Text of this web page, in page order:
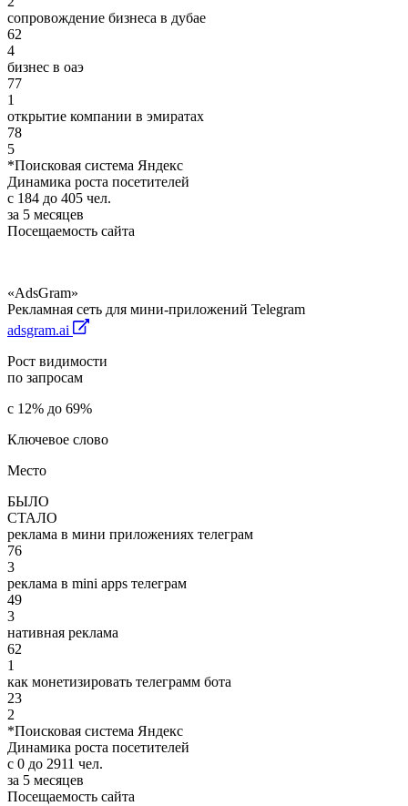
сопровождение бизнеса в дубае
62
4
бизнес в оаэ
77
1
открытие компании в эмиратах
78
5
*Поисковая система Яндекс
Динамика роста посетителей
с 184 до 405 чел.
за 5 месяцев
Посещаемость сайта
«AdsGram»
Рекламная сеть для мини-приложений Telegram
adsgram.ai
Рост видимости
по запросам
с 12% до 69%
Ключевое слово
Место
БЫЛО
СТАЛО
реклама в мини приложениях телеграм
76
3
реклама в mini apps телеграм
49
3
нативная реклама
62
1
как монетизировать телеграмм бота
23
2
*Поисковая система Яндекс
Динамика роста посетителей
с 0 до 2911 чел.
за 5 месяцев
Посещаемость сайта